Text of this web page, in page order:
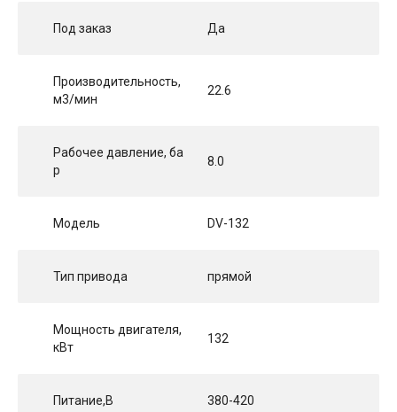
Под заказ Да
Производительность,
м3/мин
22.6
Рабочее давление, ба
р
8.0
Модель DV-132
Тип привода прямой
Мощность двигателя,
кВт
132
Питание,В 380-420